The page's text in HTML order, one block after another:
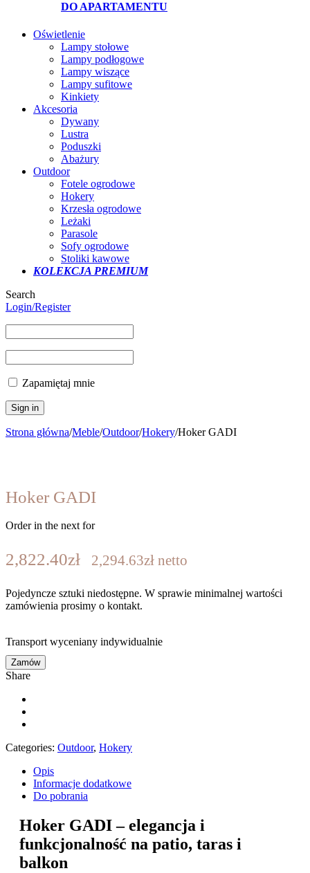
DO APARTAMENTU
Oświetlenie
Lampy stołowe
Lampy podłogowe
Lampy wiszące
Lampy sufitowe
Kinkiety
Akcesoria
Dywany
Lustra
Poduszki
Abażury
Outdoor
Fotele ogrodowe
Hokery
Krzesła ogrodowe
Leżaki
Parasole
Sofy ogrodowe
Stoliki kawowe
KOLEKCJA PREMIUM
Search
Login/Register
Zapamiętaj mnie
Strona główna/Meble/Outdoor/Hokery/Hoker GADI
Hoker GADI
Order in the next for
2,822.40zł 2,294.63zł netto
Pojedyncze sztuki niedostępne. W sprawie minimalnej wartości
zamówienia prosimy o kontakt.
Transport wyceniany indywidualnie
Zamów
Share
Categories: Outdoor, Hokery
Opis
Informacje dodatkowe
Do pobrania
Hoker GADI – elegancja i
funkcjonalność na patio, taras i
balkon